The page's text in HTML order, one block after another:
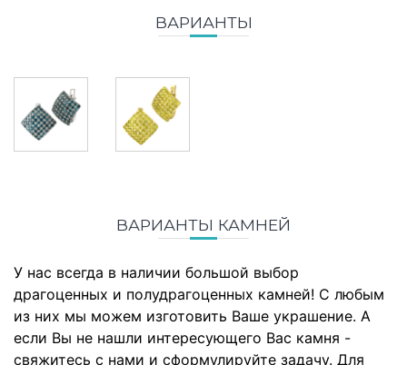
ВАРИАНТЫ
ВАРИАНТЫ КАМНЕЙ
У нас всегда в наличии большой выбор
драгоценных и полудрагоценных камней! С любым
из них мы можем изготовить Ваше украшение. А
если Вы не нашли интересующего Вас камня -
свяжитесь с нами и сформулируйте задачу. Для